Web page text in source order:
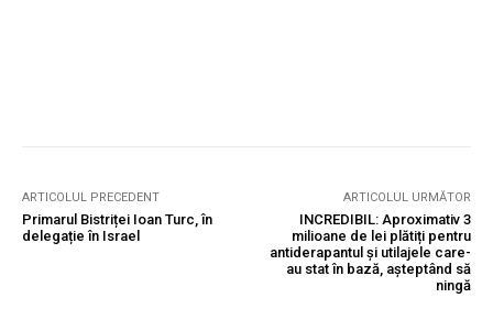
ARTICOLUL PRECEDENT
Primarul Bistriței Ioan Turc, în
delegație în Israel
ARTICOLUL URMĂTOR
INCREDIBIL: Aproximativ 3
milioane de lei plătiți pentru
antiderapantul și utilajele care-
au stat în bază, așteptând să
ningă